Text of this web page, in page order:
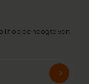
op de hoogte van